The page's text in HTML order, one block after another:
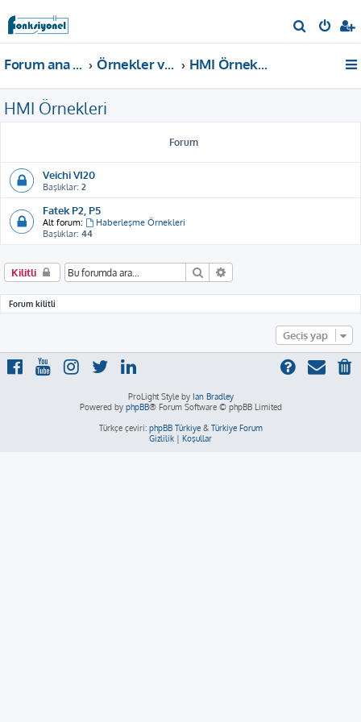
r
Forum ana sayfa Örnekler ve Dokümanlar HMI Örnekleri
HMI Örnekleri
Forum
Veichi VI20
Başlıklar: 2
Fatek P2, P5
Alt forum:
Haberleşme Örnekleri
Başlıklar: 44
Kilitli Ara
Forum kilitli
Geçiş yap
ProLight Style by Ian Bradley
Powered by phpBB® Forum Software © phpBB Limited
Türkçe çeviri: phpBB Türkiye& Türkiye Forum
Gizlilik | Koşullar